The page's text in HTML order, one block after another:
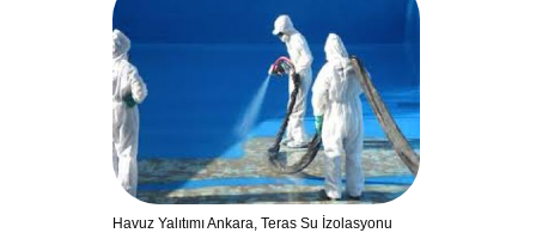
Havuz Yalıtımı Ankara, Teras Su İzolasyonu